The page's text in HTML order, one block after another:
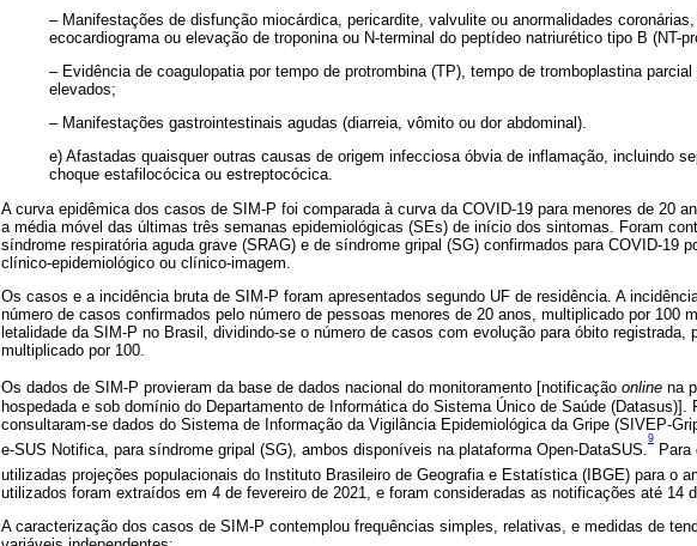
– Manifestações de disfunção miocárdica, pericardite, valvulite ou anormalidades
ecocardiograma ou elevação de troponina ou N-terminal do peptídeo natriurético tipo B (NT-
– Evidência de coagulopatia por tempo de protrombina (TP), tempo de tromboplastina
elevados;
– Manifestações gastrointestinais agudas (diarreia, vômito ou dor abdominal).
e) Afastadas quaisquer outras causas de origem infecciosa óbvia de inflamação, incluindo
choque estafilocócica ou estreptocócica.
A curva epidêmica dos casos de SIM-P foi comparada à curva da COVID-19 para menores de 20
a média móvel das últimas três semanas epidemiológicas (SEs) de início dos sintomas. Foram
síndrome respiratória aguda grave (SRAG) e de síndrome gripal (SG) confirmados para COVID-19
clínico-epidemiológico ou clínico-imagem.
Os casos e a incidência bruta de SIM-P foram apresentados segundo UF de residência. A
número de casos confirmados pelo número de pessoas menores de 20 anos, multiplicado por 100
letalidade da SIM-P no Brasil, dividindo-se o número de casos com evolução para óbito registrada,
multiplicado por 100.
Os dados de SIM-P provieram da base de dados nacional do monitoramento [notificação online na
hospedada e sob domínio do Departamento de Informática do Sistema Único de Saúde (Datasus)].
consultaram-se dados do Sistema de Informação da Vigilância Epidemiológica da Gripe (SIVEP-
e-SUS Notifica, para síndrome gripal (SG), ambos disponíveis na plataforma Open-DataSUS.
9
Para
utilizadas projeções populacionais do Instituto Brasileiro de Geografia e Estatística (IBGE) para o
utilizados foram extraídos em 4 de fevereiro de 2021, e foram consideradas as notificações até 14
A caracterização dos casos de SIM-P contemplou frequências simples, relativas, e medidas de